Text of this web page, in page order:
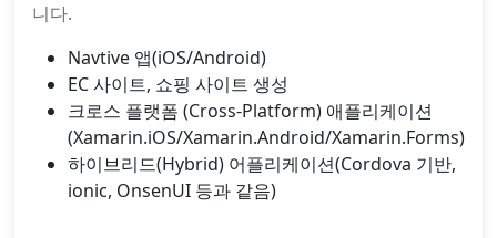
니다.
Navtive 앱(iOS/Android)
EC 사이트, 쇼핑 사이트 생성
크로스 플랫폼 (Cross-Platform) 애플리케이션
(Xamarin.iOS/Xamarin.Android/Xamarin.Forms)
하이브리드(Hybrid) 어플리케이션(Cordova 기반,
ionic, OnsenUI 등과 같음)